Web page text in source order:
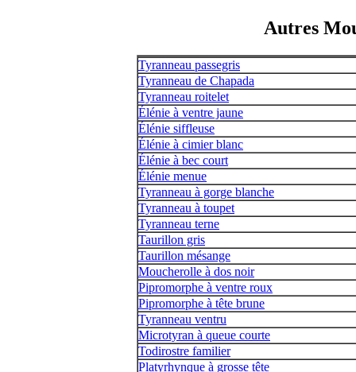
Autres
Tyranneau passegris
Tyranneau de Chapada
Tyranneau roitelet
Élénie à ventre jaune
Élénie siffleuse
Élénie à cimier blanc
Élénie à bec court
Élénie menue
Tyranneau à gorge blanche
Tyranneau à toupet
Tyranneau terne
Taurillon gris
Taurillon mésange
Moucherolle à dos noir
Pipromorphe à ventre roux
Pipromorphe à tête brune
Tyranneau ventru
Microtyran à queue courte
Todirostre familier
Platyrhynque à grosse tête